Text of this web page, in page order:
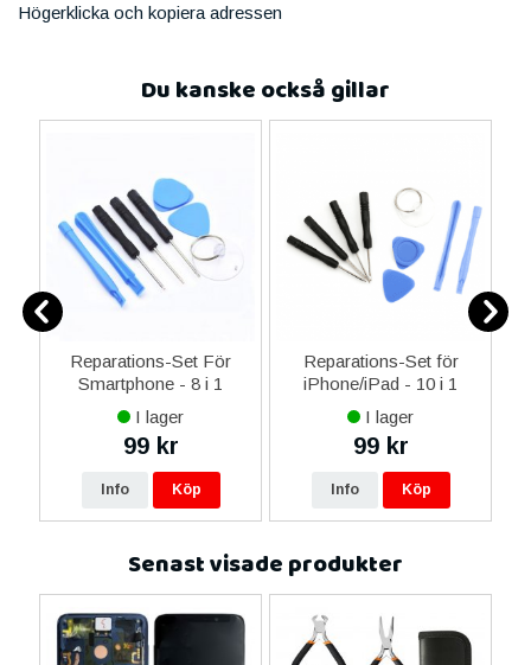
Högerklicka och kopiera adressen
Du kanske också gillar
Reparations-Set För
Smartphone - 8 i 1
I lager
99 kr
Info Köp
Reparations-Set för
iPhone/iPad - 10 i 1
I lager
99 kr
Info Köp
Senast visade produkter